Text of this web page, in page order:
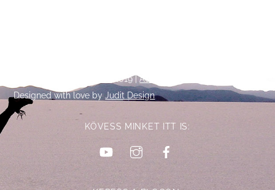
To
2019 |Adatkezelési tájékoztató
Designed with love byJudit Design
KÖVESS MINKET ITT IS:
YouTubeInstagram